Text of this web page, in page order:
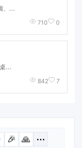
、...
710 0
...
842 7
🎉 🙏 ⋯